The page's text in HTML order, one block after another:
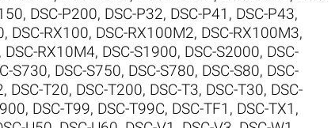
, DSC-P200, DSC-P32, DSC-P41 , DSC-P43,
, DSC-RX100, DSC-RX100M2, DSC-RX100M3,
, DSC-RX10M4, DSC-S1900, DSC-S2000, DSC-
S730, DSC-S750, DSC-S780, DSC-S80, DSC-
, DSC-T20, DSC-T200, DSC-T3, DSC-T30, DSC-
, DSC-T99, DSC-T99C, DSC-TF1 , DSC-TX1 ,